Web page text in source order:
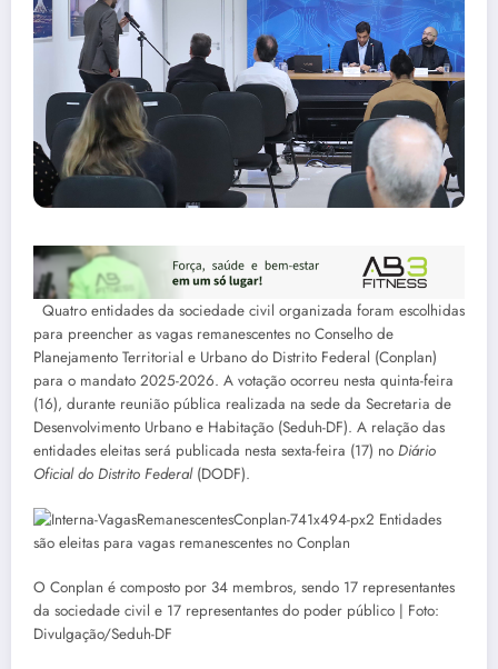
Quatro entidades da sociedade civil organizada foram escolhidas
para preencher as vagas remanescentes no Conselho de
Planejamento Territorial e Urbano do Distrito Federal (Conplan)
para o mandato 2025-2026. A votação ocorreu nesta quinta-feira
(16), durante reunião pública realizada na sede da Secretaria de
Desenvolvimento Urbano e Habitação (Seduh-DF). A relação das
entidades eleitas será publicada nesta sexta-feira (17) no Diário
Oficial do Distrito Federal(DODF).
O Conplan é composto por 34 membros, sendo 17 representantes
da sociedade civil e 17 representantes do poder público | Foto:
Divulgação/Seduh-DF